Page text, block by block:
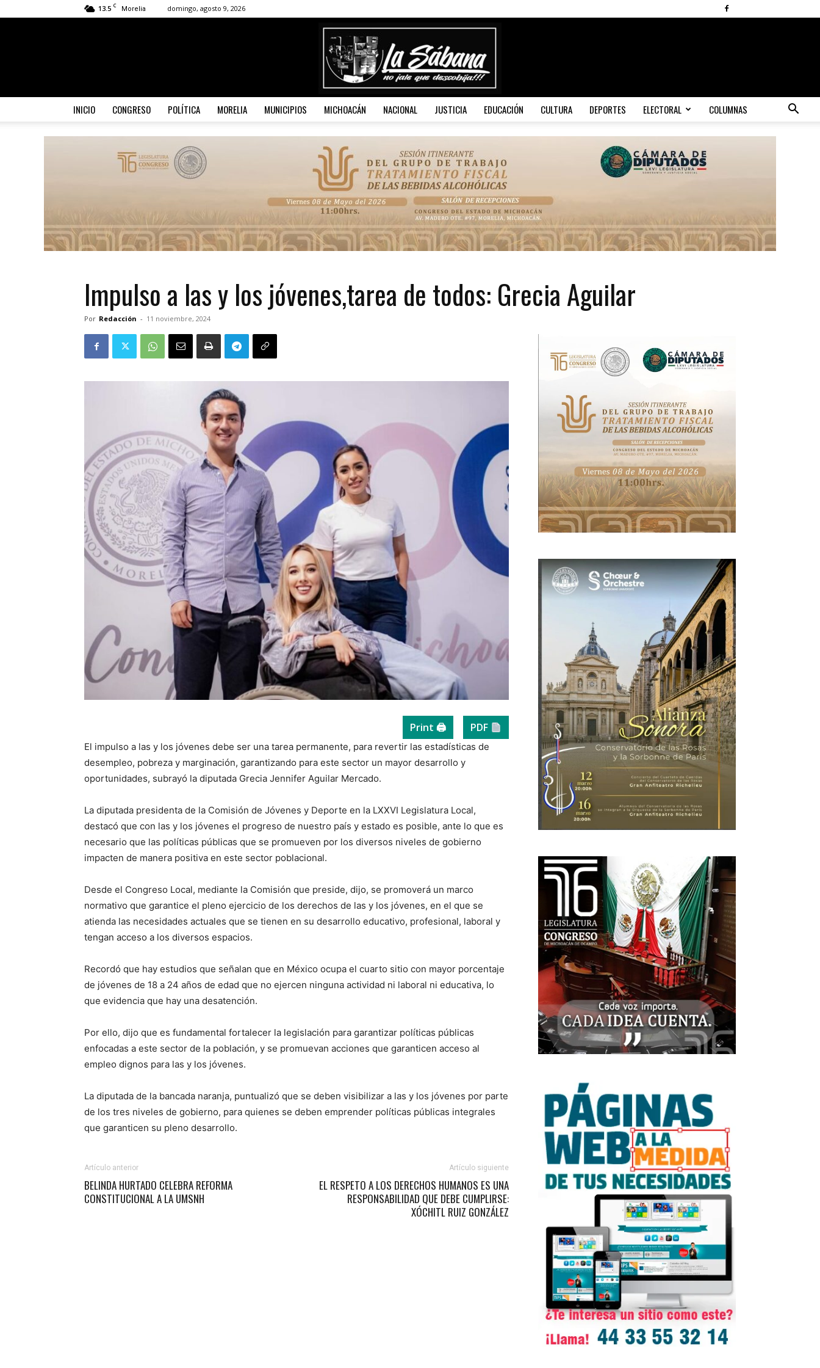
13.5 C Morelia domingo, agosto 9, 2026
Sábana
INICIO CONGRESO POLÍTICA MORELIA MUNICIPIOS MICHOACÁN NACIONAL JUSTICIA EDUCACIÓN CULTURA DEPORTES ELECTORAL COLUMNAS
Impulso a las y los jóvenes,tarea de todos: Grecia Aguilar
Por Redacción - 11 noviembre, 2024
Print 🖨 PDF
El impulso a las y los jóvenes debe ser una tarea permanente, para revertir las estadísticas de
desempleo, pobreza y marginación, garantizando para este sector un mayor desarrollo y
oportunidades, subrayó la diputada Grecia Jennifer Aguilar Mercado.
La diputada presidenta de la Comisión de Jóvenes y Deporte en la LXXVI Legislatura Local,
destacó que con las y los jóvenes el progreso de nuestro país y estado es posible, ante lo que es
necesario que las políticas públicas que se promueven por los diversos niveles de gobierno
impacten de manera positiva en este sector poblacional.
Desde el Congreso Local, mediante la Comisión que preside, dijo, se promoverá un marco
normativo que garantice el pleno ejercicio de los derechos de las y los jóvenes, en el que se
atienda las necesidades actuales que se tienen en su desarrollo educativo, profesional, laboral y
tengan acceso a los diversos espacios.
Recordó que hay estudios que señalan que en México ocupa el cuarto sitio con mayor porcentaje
de jóvenes de 18 a 24 años de edad que no ejercen ninguna actividad ni laboral ni educativa, lo
que evidencia que hay una desatención.
Por ello, dijo que es fundamental fortalecer la legislación para garantizar políticas públicas
enfocadas a este sector de la población, y se promuevan acciones que garanticen acceso al
empleo dignos para las y los jóvenes.
La diputada de la bancada naranja, puntualizó que se deben visibilizar a las y los jóvenes por parte
de los tres niveles de gobierno, para quienes se deben emprender políticas públicas integrales
que garanticen su pleno desarrollo.
Artículo anterior
BELINDA HURTADO CELEBRA REFORMA
CONSTITUCIONAL A LA UMSNH
Artículo siguiente
EL RESPETO A LOS DERECHOS HUMANOS ES UNA
RESPONSABILIDAD QUE DEBE CUMPLIRSE:
XÓCHITL RUIZ GONZÁLEZ